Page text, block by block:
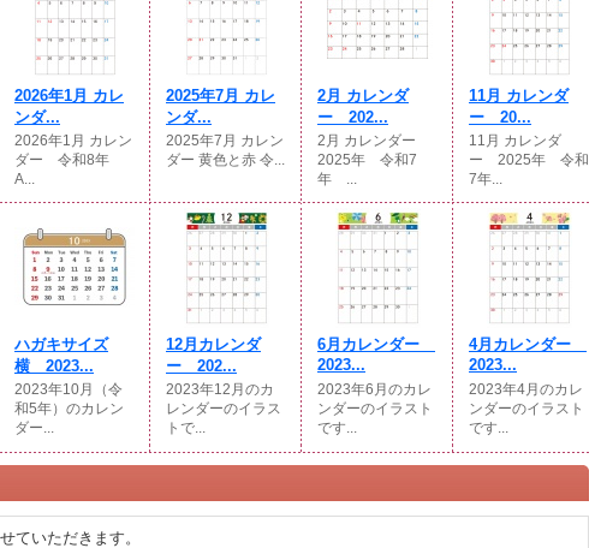
2026年1月 カレ
ンダ...
2026年1月 カレン
ダー 令和8年
A...
2025年7月 カレ
ンダ...
2025年7月 カレン
ダー 黄色と赤 令...
2月 カレンダ
ー 202...
2月 カレンダー
2025年 令和7
年 ...
11月 カレンダ
ー 20...
11月 カレンダ
ー 2025年 令和
7年...
ハガキサイズ
横 2023...
2023年10月（令
和5年）のカレン
ダー...
12月カレンダ
ー 202...
2023年12月のカ
レンダーのイラス
トで...
6月カレンダー
2023...
2023年6月のカレ
ンダーのイラスト
です...
4月カレンダー
2023...
2023年4月のカレ
ンダーのイラスト
です...
ていただきます。